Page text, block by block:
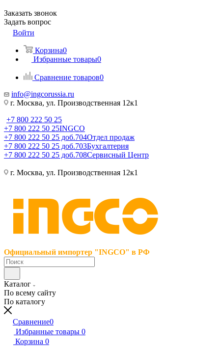
Заказать звонок
Задать вопрос
Войти
Корзина0
Избранные товары0
Сравнение товаров0
info@ingcorussia.ru
г. Москва, ул. Производственная 12к1
+7 800 222 50 25
+7 800 222 50 25INGCO
+7 800 222 50 25 доб.704Отдел продаж
+7 800 222 50 25 доб.703Бухгалтерия
+7 800 222 50 25 доб.708Сервисный Центр
г. Москва, ул. Производственная 12к1
Официальный импортер "INGCO" в РФ
Каталог
По всему сайту
По каталогу
Сравнение0
Избранные товары 0
Корзина 0